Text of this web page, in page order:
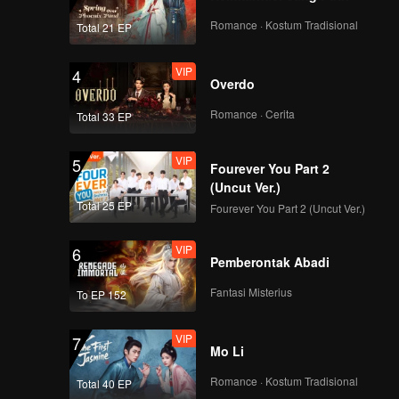
Total 21 EP Romance · Kostum Tradisional
4
Total 33 EP
VIP
Overdo
Romance · Cerita
5
Total 25 EP
VIP
Fourever You Part 2
(Uncut Ver.)
Fourever You Part 2 (Uncut Ver.)
6
To EP 152
VIP
Pemberontak Abadi
Fantasi Misterius
7
Total 40 EP
VIP
Mo Li
Romance · Kostum Tradisional